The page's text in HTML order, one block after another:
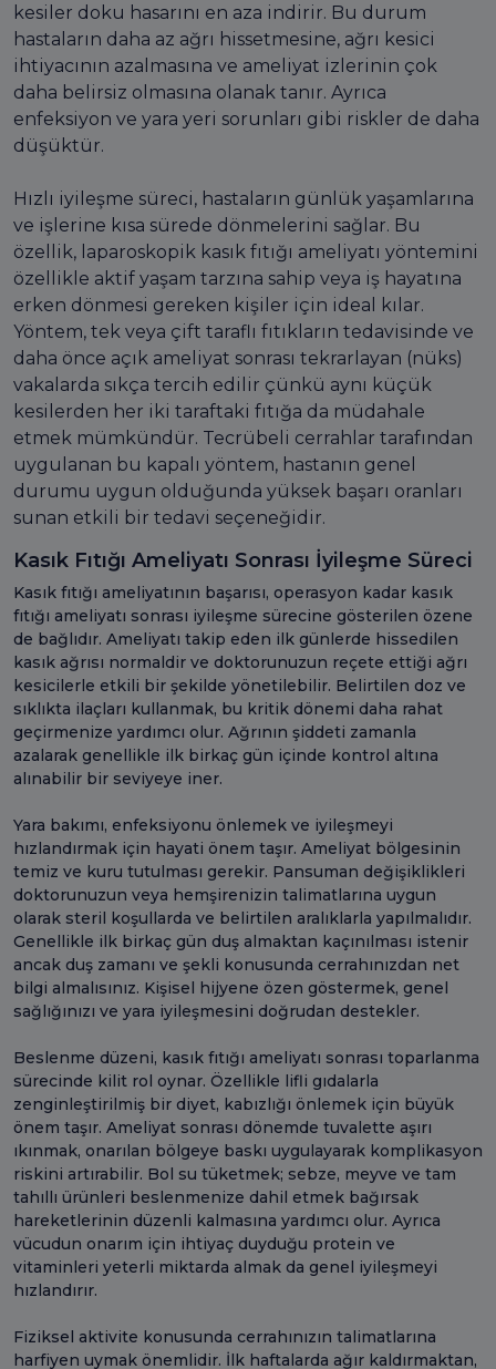
kesiler doku hasarını en aza indirir. Bu durum
hastaların daha az ağrı hissetmesine, ağrı kesici
ihtiyacının azalmasına ve ameliyat izlerinin çok
daha belirsiz olmasına olanak tanır. Ayrıca
enfeksiyon ve yara yeri sorunları gibi riskler de daha
düşüktür.
Hızlı iyileşme süreci, hastaların günlük yaşamlarına
ve işlerine kısa sürede dönmelerini sağlar. Bu
özellik, laparoskopik kasık fıtığı ameliyatı yöntemini
özellikle aktif yaşam tarzına sahip veya iş hayatına
erken dönmesi gereken kişiler için ideal kılar.
Yöntem, tek veya çift taraflı fıtıkların tedavisinde ve
daha önce açık ameliyat sonrası tekrarlayan (nüks)
vakalarda sıkça tercih edilir çünkü aynı küçük
kesilerden her iki taraftaki fıtığa da müdahale
etmek mümkündür. Tecrübeli cerrahlar tarafından
uygulanan bu kapalı yöntem, hastanın genel
durumu uygun olduğunda yüksek başarı oranları
sunan etkili bir tedavi seçeneğidir.
Kasık Fıtığı Ameliyatı Sonrası İyileşme Süreci
Kasık fıtığı ameliyatının başarısı, operasyon kadar kasık
fıtığı ameliyatı sonrası iyileşme sürecine gösterilen özene
de bağlıdır. Ameliyatı takip eden ilk günlerde hissedilen
kasık ağrısı normaldir ve doktorunuzun reçete ettiği ağrı
kesicilerle etkili bir şekilde yönetilebilir. Belirtilen doz ve
sıklıkta ilaçları kullanmak, bu kritik dönemi daha rahat
geçirmenize yardımcı olur. Ağrının şiddeti zamanla
azalarak genellikle ilk birkaç gün içinde kontrol altına
alınabilir bir seviyeye iner.
Yara bakımı, enfeksiyonu önlemek ve iyileşmeyi
hızlandırmak için hayati önem taşır. Ameliyat bölgesinin
temiz ve kuru tutulması gerekir. Pansuman değişiklikleri
doktorunuzun veya hemşirenizin talimatlarına uygun
olarak steril koşullarda ve belirtilen aralıklarla yapılmalıdır.
Genellikle ilk birkaç gün duş almaktan kaçınılması istenir
ancak duş zamanı ve şekli konusunda cerrahınızdan net
bilgi almalısınız. Kişisel hijyene özen göstermek, genel
sağlığınızı ve yara iyileşmesini doğrudan destekler.
Beslenme düzeni, kasık fıtığı ameliyatı sonrası toparlanma
sürecinde kilit rol oynar. Özellikle lifli gıdalarla
zenginleştirilmiş bir diyet, kabızlığı önlemek için büyük
önem taşır. Ameliyat sonrası dönemde tuvalette aşırı
ıkınmak, onarılan bölgeye baskı uygulayarak komplikasyon
riskini artırabilir. Bol su tüketmek; sebze, meyve ve tam
tahıllı ürünleri beslenmenize dahil etmek bağırsak
hareketlerinin düzenli kalmasına yardımcı olur. Ayrıca
vücudun onarım için ihtiyaç duyduğu protein ve
vitaminleri yeterli miktarda almak da genel iyileşmeyi
hızlandırır.
Fiziksel aktivite konusunda cerrahınızın talimatlarına
harfiyen uymak önemlidir. İlk haftalarda ağır kaldırmaktan,